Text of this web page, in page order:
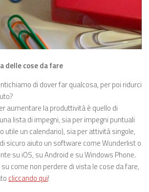
delle cose da fare
di dover far qualcosa, per poi ridurci
aumentare la produttività è quello di
lista di impegni, sia per impegni puntuali
utile un calendario), sia per attività singole,
sicuro aiuto un software come Wunderlist o
su iOS, su Android e su Windows Phone.
come non perdere di vista le cose da fare,
cliccando qui!